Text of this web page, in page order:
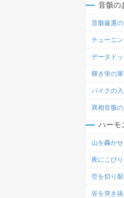
音骸の
音骸厳選
チューニ
データド
輝き蛍の
バイクの
異相音骸
ハーモ
山を轟か
夜にこび
空を切り
谷を突き